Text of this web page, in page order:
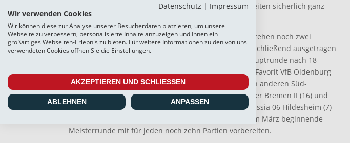
Planungssicherheit zählt in Corona-bedingt fragilen Zeiten sicherlich ganz
besonders.
Nach den beiden Wochenenden mit Nachholspielen stehen noch zwei
komplette Spieltage auf dem Programm, die gleich anschließend ausgetragen
werden. Die kleinere Süd-Staffel hat hingegen ihre Hauptrunde nach 18
Spieltagen bereits beendet. Hier können sich der Top-Favorit VfB Oldenburg
(bringt bereits 17 Punkte aus den acht Duellen mit den anderen Süd-
Vertretern in die Meisterrunde ein), Verfolger SV Werder Bremen II (16) und
die drei Mitstreiter SV Atlas Delmenhorst (11), VfV Borussia 06 Hildesheim (7)
und Hannover 96 II (5) jetzt in aller Ruhe auf die erst im März beginnende
Meisterrunde mit für jeden noch zehn Partien vorbereiten.
Datenschutz | Impressum
Wir verwenden Cookies
Wir können diese zur Analyse unserer Besucherdaten platzieren, um unsere
Webseite zu verbessern, personalisierte Inhalte anzuzeigen und Ihnen ein
großartiges Webseiten-Erlebnis zu bieten. Für weitere Informationen zu den von uns
verwendeten Cookies öffnen Sie die Einstellungen.
AKZEPTIEREN UND SCHLIESSEN
ABLEHNEN ANPASSEN